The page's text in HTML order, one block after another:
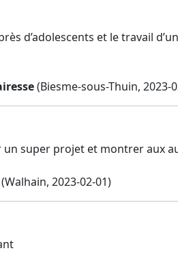
d’adolescents et le travail
(Biesme-sous-Thuin, 2023-
super projet et montrer aux
(Walhain, 2023-02-01)